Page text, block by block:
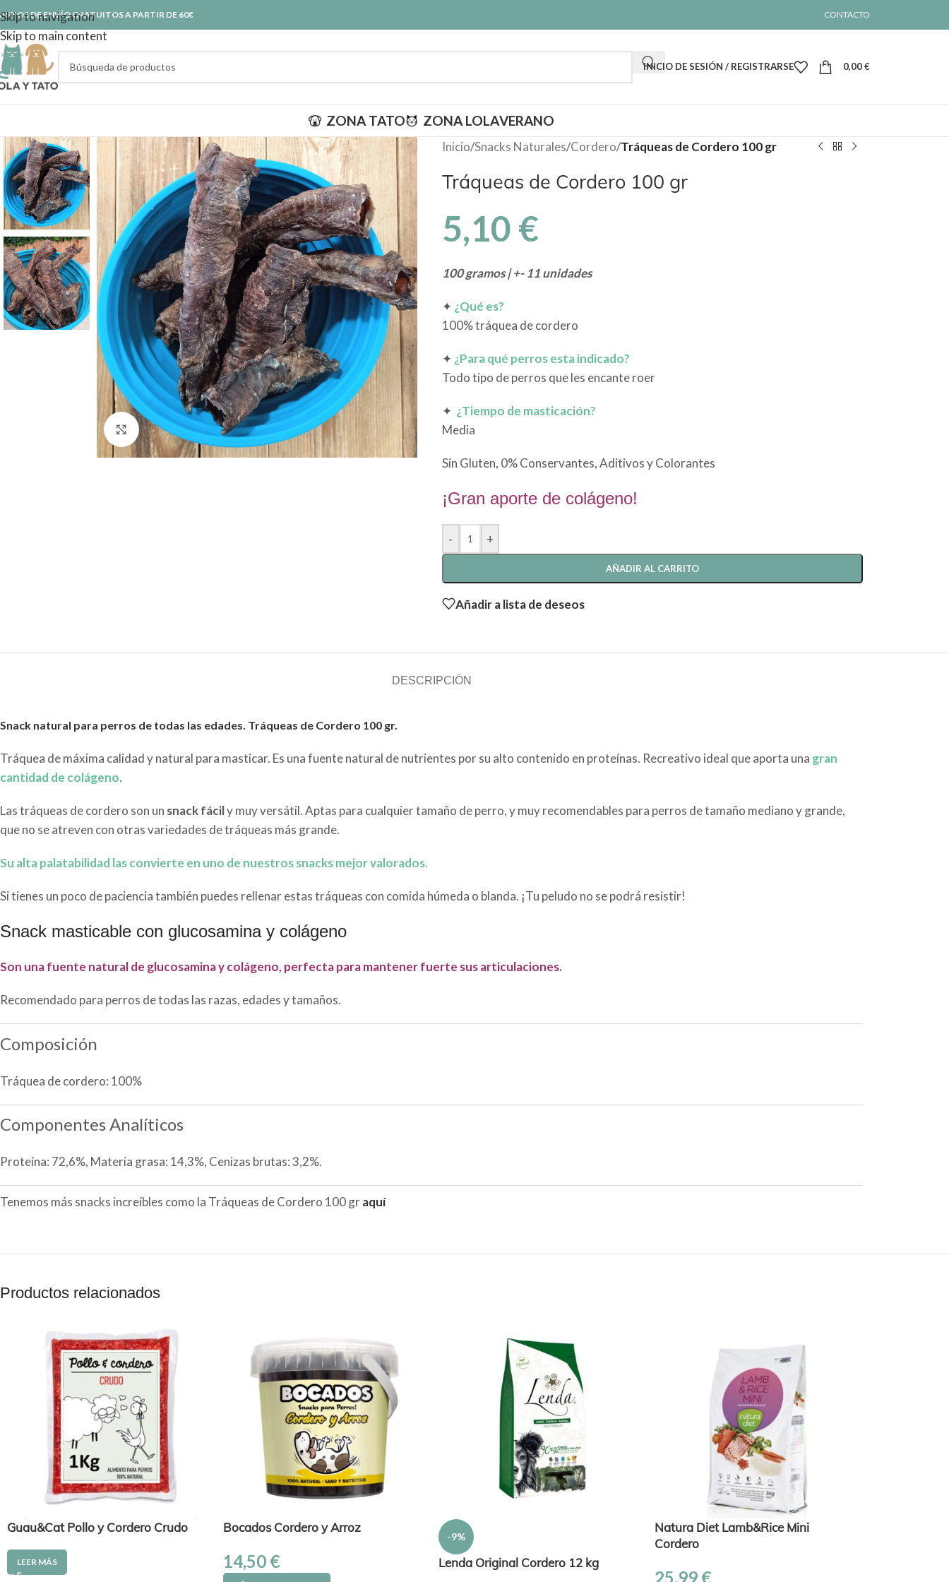
Skip to navigation
Skip to main content
DE ENVÍO GRATUITOS A PARTIR DE 60€ CONTACTO
INICIO DE SESIÓN / REGISTRARSE 0,00€
ZONA TATO ZONA LOLAVERANO
Haga Click para agrandar
Inicio/Snacks Naturales/Cordero/Tráqueas de Cordero 100 gr
Tráqueas de Cordero 100 gr
5,10 €
100 gramos | +- 11 unidades
✦ ¿Qué es?
100% tráquea de cordero
✦ ¿Para qué perros esta indicado?
Todo tipo de perros que les encante roer
✦ ¿Tiempo de masticación?
Media
Sin Gluten, 0% Conservantes, Aditivos y Colorantes
¡Gran aporte de colágeno!
- +
AÑADIR AL CARRITO
Añadir a lista de deseos
DESCRIPCIÓN
Snack natural para perros de todas las edades. Tráqueas de Cordero 100 gr.
Tráquea de máxima calidad y natural para masticar. Es una fuente natural de nutrientes por su alto contenido en proteínas. Recreativo ideal que aporta una gran
cantidad de colágeno.
Las tráqueas de cordero son un snack fácily muy versátil. Aptas para cualquier tamaño de perro, y muy recomendables para perros de tamaño mediano y grande,
que no se atreven con otras variedades de tráqueas más grande.
Su alta palatabilidad las convierte en uno de nuestros snacks mejor valorados.
Si tienes un poco de paciencia también puedes rellenar estas tráqueas con comida húmeda o blanda. ¡Tu peludo no se podrá resistir!
Snack masticable con glucosamina y colágeno
Son una fuente natural de glucosamina y colágeno, perfecta para mantener fuerte sus articulaciones.
Recomendado para perros de todas las razas, edades y tamaños.
Composición
Tráquea de cordero: 100%
Componentes Analíticos
Proteína: 72,6%, Materia grasa: 14,3%, Cenizas brutas: 3,2%.
Tenemos más snacks increíbles como la Tráqueas de Cordero 100 graquí
Productos relacionados
Guau&Cat Pollo y Cordero Crudo
LEER MÁS
Bocados Cordero y Arroz
14,50 €
-9%
Lenda Original Cordero 12 kg
Natura Diet Lamb&Rice Mini
Cordero
25,99 €